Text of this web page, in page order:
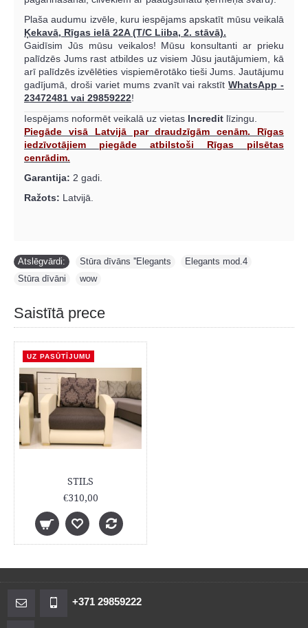
Plaša audumu izvēle, kuru iespējams apskatīt mūsu veikalā
Ķekavā, Rīgas ielā 22A (T/C Liiba, 2. stāvā).
Gaidīsim Jūs mūsu veikalos! Mūsu konsultanti ar prieku
palīdzēs Jums rast atbildes uz visiem Jūsu jautājumiem, kā
arī palīdzēs izvēlēties vispiemērotāko tieši Jums. Jautājumu
gadījumā, droši variet mums zvanīt vai rakstītWhatsApp -
23472481 vai 29859222!
Iespējams noformēt veikalā uz vietas Incredit līzingu.
Piegāde visā Latvijā par draudzīgām cenām. Rīgas
iedzīvotājiem piegāde atbilstoši Rīgas pilsētas
cenrādim.
Garantija: 2 gadi.
Ražots: Latvijā.
Atslēgvārdi: Stūra dīvāns ''Elegants Elegants mod.4
Stūra dīvāni
wow
Saistītā prece
UZ PASŪTĪJUMU
STILS
€310,00
+371 29859222